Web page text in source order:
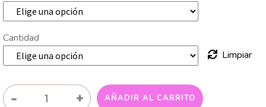
desde
$ 15.500
hasta
$ 28.000
Cantidad
Limpiar
-
TRATAMIENTO
+ AÑADIR AL CARRITO